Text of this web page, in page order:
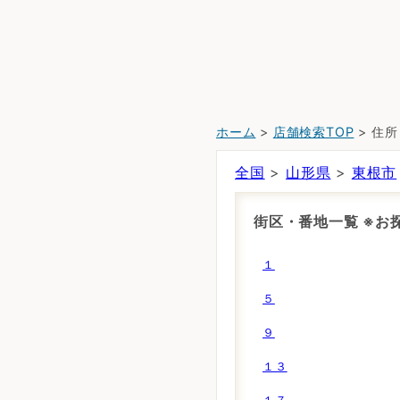
ホーム > 店舗検索TOP > 住
全国 > 山形県 > 東根市
街区・番地一覧 ※お
１
５
９
１３